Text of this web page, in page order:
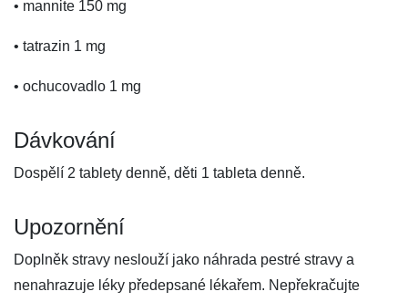
• mannite 150 mg
• tatrazin 1 mg
• ochucovadlo 1 mg
Dávkování
Dospělí 2 tablety denně, děti 1 tableta denně.
Upozornění
Doplněk stravy neslouží jako náhrada pestré stravy a
nenahrazuje léky předepsané lékařem. Nepřekračujte